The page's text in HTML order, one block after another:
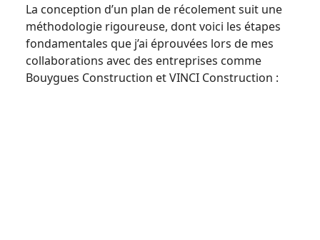
La conception d’un plan de récolement suit une
méthodologie rigoureuse, dont voici les étapes
fondamentales que j’ai éprouvées lors de mes
collaborations avec des entreprises comme
Bouygues Construction et VINCI Construction :